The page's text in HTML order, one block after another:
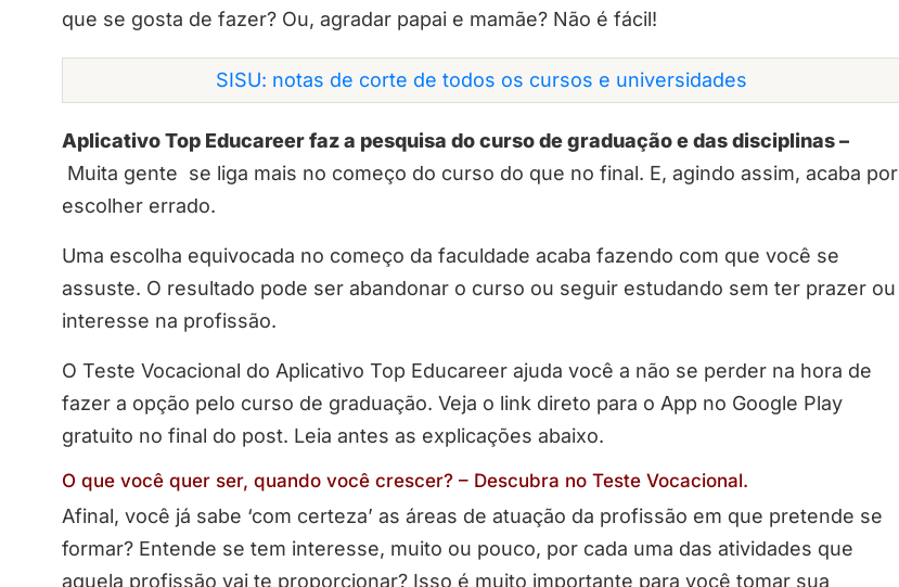
que se gosta de fazer? Ou, agradar papai e mamãe? Não é fácil!
SISU: notas de corte de todos os cursos e universidades
Aplicativo Top Educareer faz a pesquisa do curso de graduação e das disciplinas –
Muita gente se liga mais no começo do curso do que no final. E, agindo assim, acaba por
escolher errado.
Uma escolha equivocada no começo da faculdade acaba fazendo com que você se
assuste. O resultado pode ser abandonar o curso ou seguir estudando sem ter prazer ou
interesse na profissão.
O Teste Vocacional do Aplicativo Top Educareer ajuda você a não se perder na hora de
fazer a opção pelo curso de graduação. Veja o link direto para o App no Google Play
gratuito no final do post. Leia antes as explicações abaixo.
O que você quer ser, quando você crescer? – Descubra no Teste Vocacional.
Afinal, você já sabe ‘com certeza’ as áreas de atuação da profissão em que pretende se
formar? Entende se tem interesse, muito ou pouco, por cada uma das atividades que
aquela profissão vai te proporcionar? Isso é muito importante para você tomar sua